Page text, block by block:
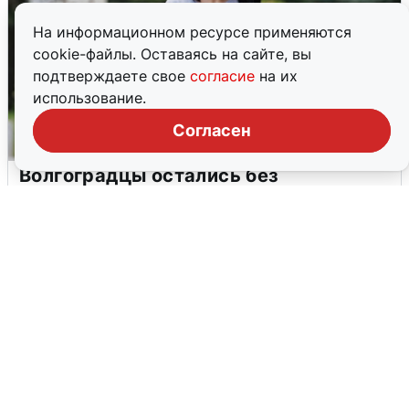
На информационном ресурсе применяются
cookie-файлы. Оставаясь на сайте, вы
подтверждаете свое согласие на их
использование.
Согласен
Волгоградцы остались без